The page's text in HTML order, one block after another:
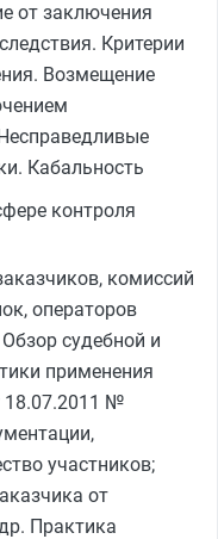
от заключения
Критерии
Возмещение
Кабальность
контроля
комиссий
операторов
судебной и
применения
18.07.2011 №
участников;
от
Практика